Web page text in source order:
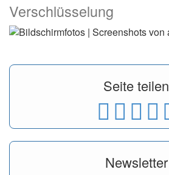
Verschlüsselung
Seite teilen
Newsletter